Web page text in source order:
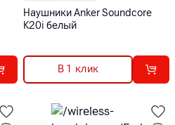
Наушники Anker Soundcore
K20i белый
В 1 клик